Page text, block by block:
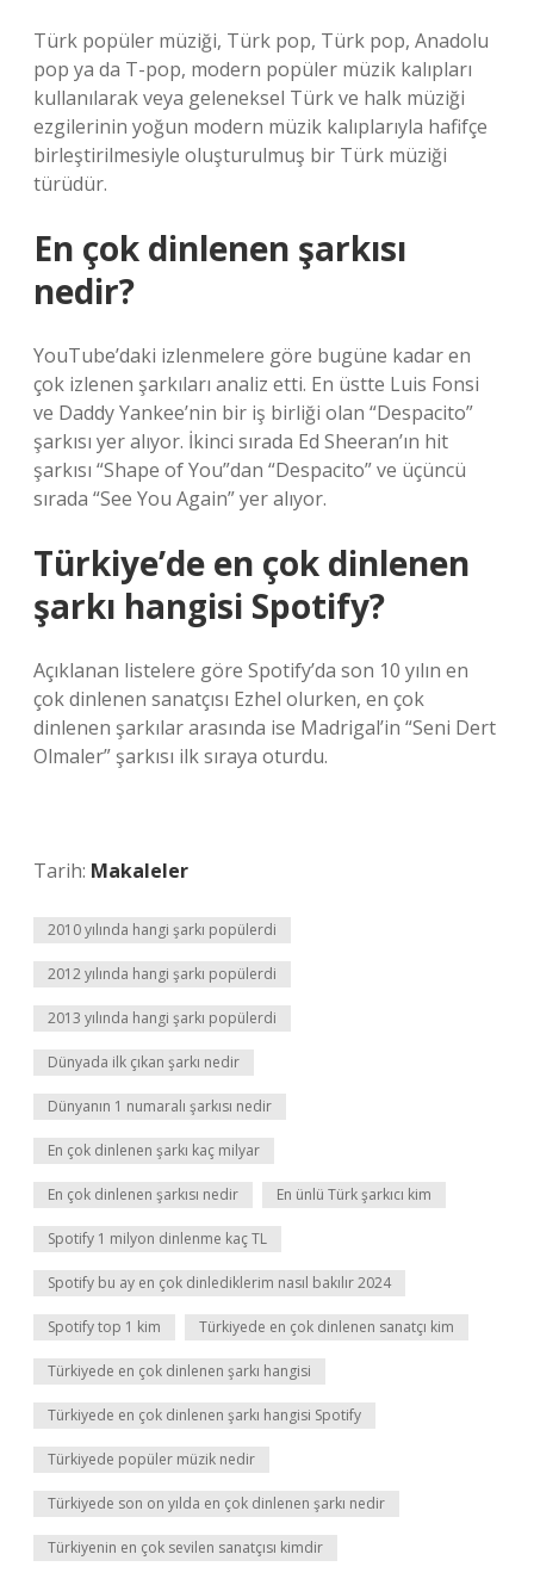
Türk popüler müziği, Türk pop, Türk pop, Anadolu
pop ya da T-pop, modern popüler müzik kalıpları
kullanılarak veya geleneksel Türk ve halk müziği
ezgilerinin yoğun modern müzik kalıplarıyla hafifçe
birleştirilmesiyle oluşturulmuş bir Türk müziği
türüdür.
En çok dinlenen şarkısı
nedir?
YouTube’daki izlenmelere göre bugüne kadar en
çok izlenen şarkıları analiz etti. En üstte Luis Fonsi
ve Daddy Yankee’nin bir iş birliği olan “Despacito”
şarkısı yer alıyor. İkinci sırada Ed Sheeran’ın hit
şarkısı “Shape of You”dan “Despacito” ve üçüncü
sırada “See You Again” yer alıyor.
Türkiye’de en çok dinlenen
şarkı hangisi Spotify?
Açıklanan listelere göre Spotify’da son 10 yılın en
çok dinlenen sanatçısı Ezhel olurken, en çok
dinlenen şarkılar arasında ise Madrigal’in “Seni Dert
Olmaler” şarkısı ilk sıraya oturdu.
Tarih: Makaleler
2010 yılında hangi şarkı popülerdi
2012 yılında hangi şarkı popülerdi
2013 yılında hangi şarkı popülerdi
Dünyada ilk çıkan şarkı nedir
Dünyanın 1 numaralı şarkısı nedir
En çok dinlenen şarkı kaç milyar
En çok dinlenen şarkısı nedir En ünlü Türk şarkıcı kim
Spotify 1 milyon dinlenme kaç TL
Spotify bu ay en çok dinlediklerim nasıl bakılır 2024
Spotify top 1 kim Türkiyede en çok dinlenen sanatçı kim
Türkiyede en çok dinlenen şarkı hangisi
Türkiyede en çok dinlenen şarkı hangisi Spotify
Türkiyede popüler müzik nedir
Türkiyede son on yılda en çok dinlenen şarkı nedir
Türkiyenin en çok sevilen sanatçısı kimdir